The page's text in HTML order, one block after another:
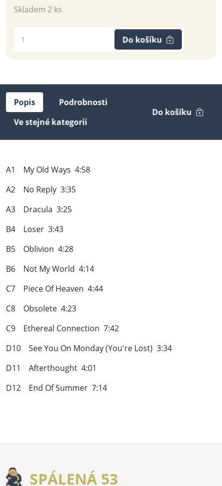
Skladem 2 ks
Do košíku
Popis
Podrobnosti
Ve stejné kategorii
Do košíku
A1 My Old Ways 4:58
A2 No Reply 3:35
A3 Dracula 3:25
B4 Loser 3:43
B5 Oblivion 4:28
B6 Not My World 4:14
C7 Piece Of Heaven 4:44
C8 Obsolete 4:23
C9 Ethereal Connection 7:42
D10 See You On Monday (You're Lost) 3:34
D11 Afterthought 4:01
D12 End Of Summer 7:14
SPÁLENÁ 53